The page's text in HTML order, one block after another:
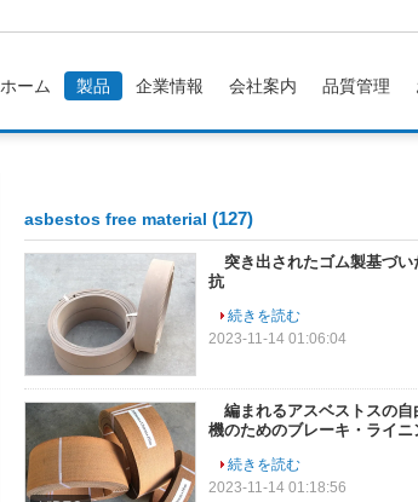
ホーム 製品 企業情報 会社案内 品質管理
asbestos free material (127)
突き出されたゴム製基づ
抗
続きを読む
2023-11-14 01:06:04
編まれるアスベストスの
機のためのブレーキ・ライニ
続きを読む
2023-11-14 01:18:56